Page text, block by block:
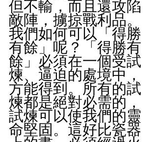
但不輸，而且還攻陷
敵陣，擄掠戰利品。
我們如何可以「得勝
有餘」呢？「得勝有
餘」必須在一個受試
煉、逼迫的處境中，
方能得到。所有的試
煉都是絕對必需的，
試煉可以使我們的靈
命堅固。這好比瓷器